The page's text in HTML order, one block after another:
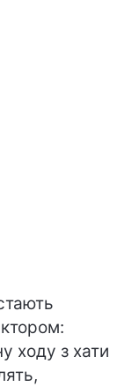
ходу з хати